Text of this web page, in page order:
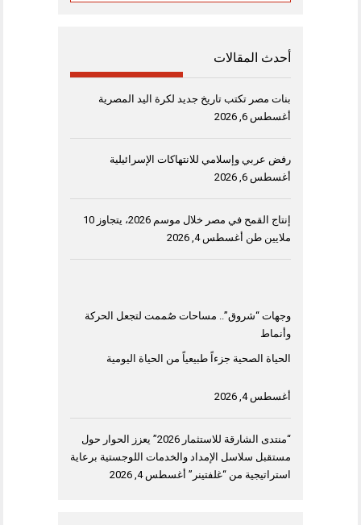
أحدث المقالات
بنات مصر تكتب تاريخ جديد لكرة اليد المصرية
أغسطس 6, 2026
رفض عربي وإسلامي للانتهاكات الإسرائيلية
أغسطس 6, 2026
إنتاج القمح في مصر خلال موسم 2026، يتجاوز 10
ملايين طن أغسطس 4, 2026
وجهات “شروق”.. مساحات صُممت لتجعل الحركة
وأنماط
الحياة الصحية جزءاً طبيعياً من الحياة اليومية
أغسطس 4, 2026
“منتدى الشارقة للاستثمار 2026” يعزز الحوار حول
مستقبل سلاسل الإمداد والخدمات اللوجستية برعاية
استراتيجية من “غلفتينر” أغسطس 4, 2026